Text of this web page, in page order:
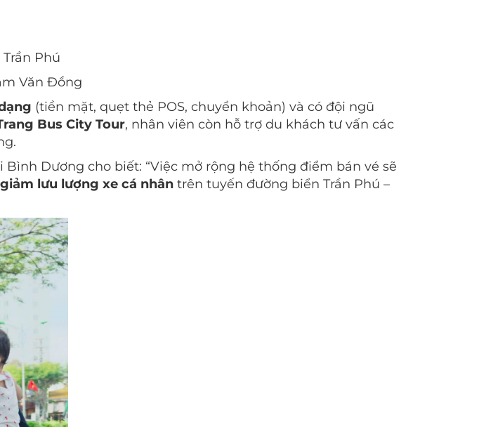
Phú
Văn Đồng
(tiền mặt, quẹt thẻ POS, chuyển khoản) và có đội ngũ
Bus City Tour, nhân viên còn hỗ trợ du khách tư vấn các
Bình Dương cho biết: “Việc mở rộng hệ thống điểm bán vé sẽ
giảm lưu lượng xe cá nhân trên tuyến đường biển Trần Phú –